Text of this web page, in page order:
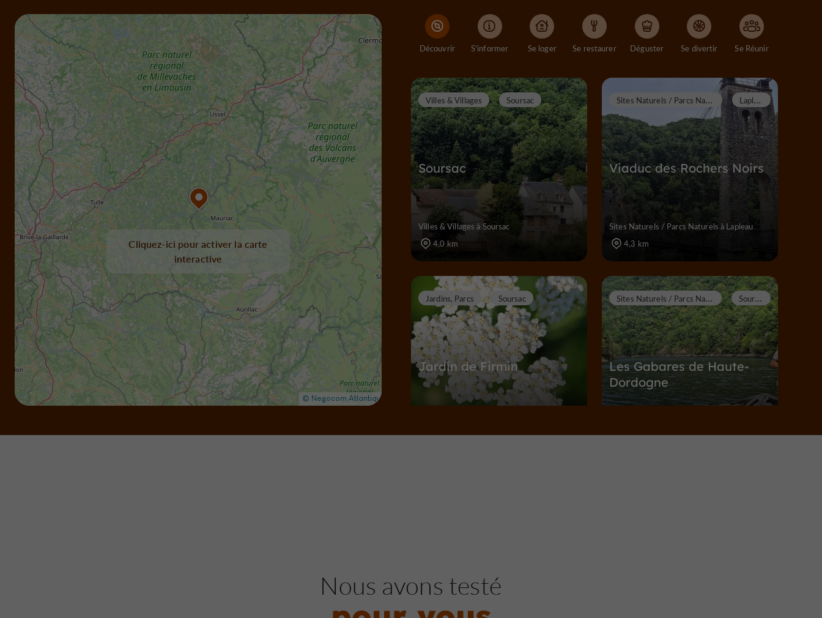
Cliquez-ici pour activer la carte
interactive
Découvrir S'informer Se loger Se restaurer Déguster Se divertir Se Réunir
Soursac
Villes & Villages Soursac
Villes & Villages à Soursac
4,0 km
Viaduc des Rochers Noirs
S
ites Naturels / Parcs Naturels L
apleau
Sites Naturels / Parcs Naturels à Lapleau
4,3 km
Jardin de Firmin
Jardins, Parcs Soursac
Les Gabares de Haute-
Dordogne
S
ites Naturels / Parcs Naturels S
oursac
Nous avons testé